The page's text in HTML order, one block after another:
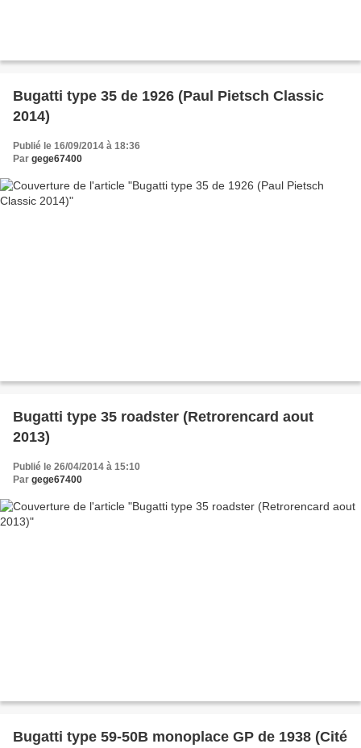
Bugatti type 35 de 1926 (Paul Pietsch Classic
2014)
Publié le 16/09/2014 à 18:36
Par gege67400
Bugatti type 35 roadster (Retrorencard aout
2013)
Publié le 26/04/2014 à 15:10
Par gege67400
Bugatti type 59-50B monoplace GP de 1938 (Cité